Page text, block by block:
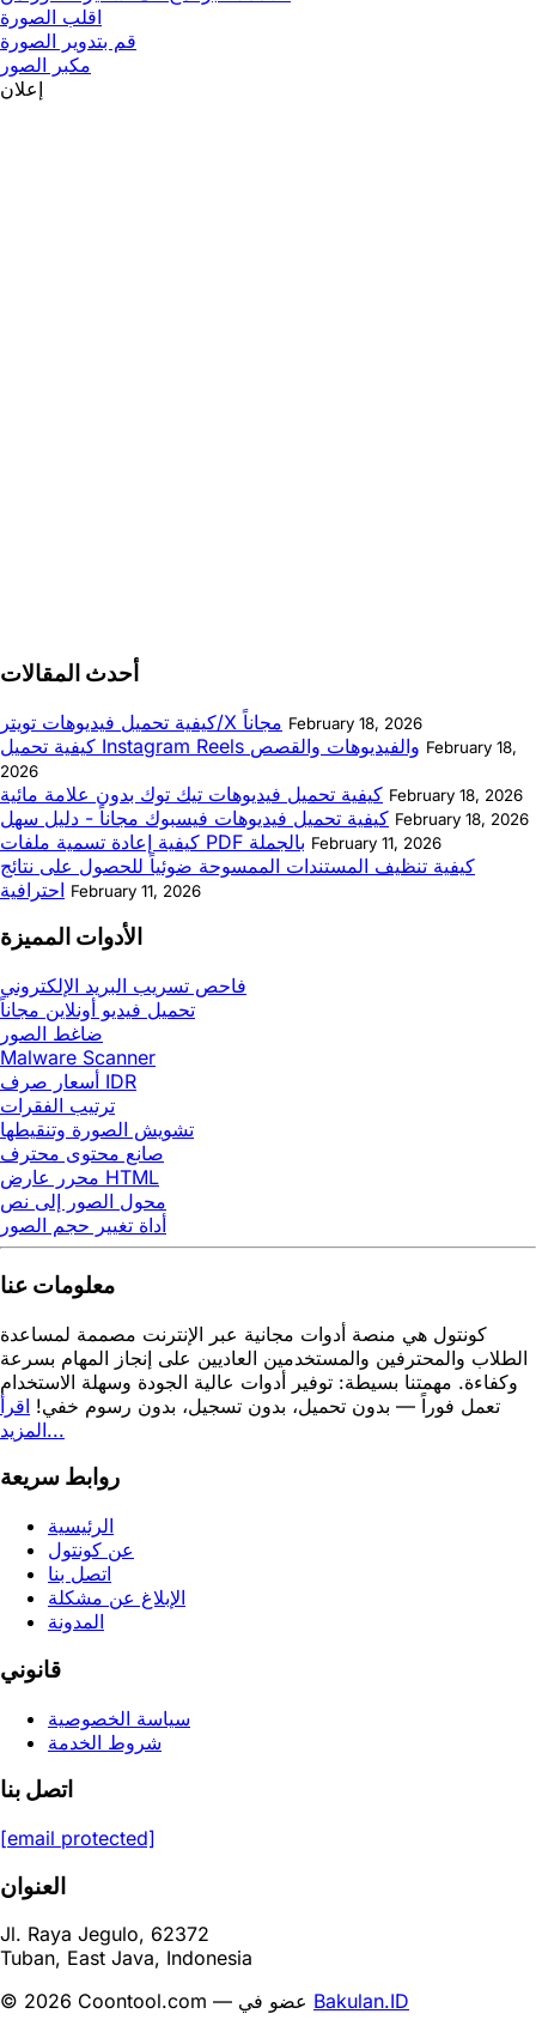
اقلب الصورة
قم بتدوير الصورة
مكبر الصور
إعلان
أحدث المقالات
كيفية تحميل فيديوهات تويتر/X مجاناً February 18, 2026
كيفية تحميل Instagram Reels والفيديوهات والقصص February 18,
2026
كيفية تحميل فيديوهات تيك توك بدون علامة مائية February 18, 2026
كيفية تحميل فيديوهات فيسبوك مجاناً - دليل سهل February 18, 2026
كيفية إعادة تسمية ملفات PDF بالجملة February 11, 2026
كيفية تنظيف المستندات الممسوحة ضوئياً للحصول على نتائج
احترافية February 11, 2026
الأدوات المميزة
فاحص تسريب البريد الإلكتروني
تحميل فيديو أونلاين مجاناً
ضاغط الصور
Malware Scanner
أسعار صرف IDR
ترتيب الفقرات
تشويش الصورة وتنقيطها
صانع محتوى محترف
محرر عارض HTML
محول الصور إلى نص
أداة تغيير حجم الصور
معلومات عنا
كونتول هي منصة أدوات مجانية عبر الإنترنت مصممة لمساعدة
الطلاب والمحترفين والمستخدمين العاديين على إنجاز المهام بسرعة
وكفاءة. مهمتنا بسيطة: توفير أدوات عالية الجودة وسهلة الاستخدام
تعمل فوراً — بدون تحميل، بدون تسجيل، بدون رسوم خفي! اقرأ
المزيد...
روابط سريعة
الرئيسية
عن كونتول
اتصل بنا
الإبلاغ عن مشكلة
المدونة
قانوني
سياسة الخصوصية
شروط الخدمة
اتصل بنا
[email protected]
العنوان
Jl. Raya Jegulo, 62372
Tuban, East Java, Indonesia
Bakulan.ID